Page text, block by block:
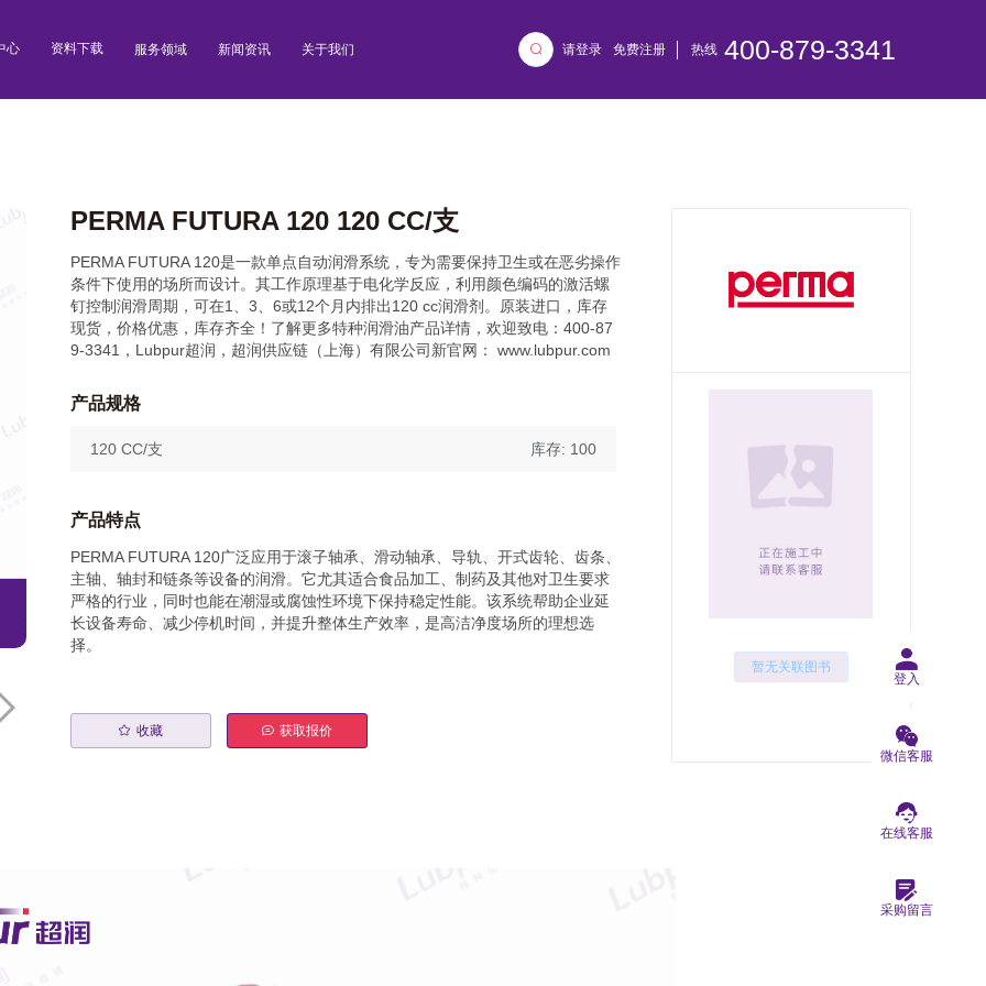
心 资料下载 服务领域 新闻资讯 关于我们 请登录 免费注册 热线 400-879-3341
登入
微信客服
在线客服
采购留言
PERMA FUTURA 120 120 CC/支
PERMA FUTURA 120是一款单点自动润滑系统，专为需要保持卫生或在恶劣操作
条件下使用的场所而设计。其工作原理基于电化学反应，利用颜色编码的激活螺
钉控制润滑周期，可在1、3、6或12个月内排出120 cc润滑剂。原装进口，库存
现货，价格优惠，库存齐全！了解更多特种润滑油产品详情，欢迎致电：400-87
9-3341，Lubpur超润，超润供应链（上海）有限公司新官网： www.lubpur.com
产品规格
120 CC/支 库存: 100
产品特点
PERMA FUTURA 120广泛应用于滚子轴承、滑动轴承、导轨、开式齿轮、齿条、
主轴、轴封和链条等设备的润滑。它尤其适合食品加工、制药及其他对卫生要求
严格的行业，同时也能在潮湿或腐蚀性环境下保持稳定性能。该系统帮助企业延
长设备寿命、减少停机时间，并提升整体生产效率，是高洁净度场所的理想选
择。
收藏 获取报价
暂无关联图书